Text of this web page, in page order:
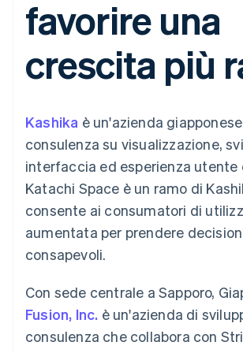
flessibile
Metodi di
pagamento
Terminal
Pagamenti di
Boost
ottimizzata
Link
accelerato
Financial
Conti finanziari
collegati
della contabilità
Stripe Sigma
personalizzati
Data Pipeline
Altro
Product roadmap
Gestione del denaro
Piattaforme
SaaS
Aziende di IA
Creator economy
Gaming
Ospitalità, viaggi e
tempo libero
Assicurazione
intrattenimento
Pubblica
amministrazione
Commercio al dettaglio
Gestire gli
abbonamenti
Offrire addebiti in base
all'utilizzo
Emettere carte
garantite da stablecoin
gestisci i servizi con gli
agenti
Integrazioni app
Roadmap del prodotto
Conferenza annuale
Sessions
Lavora con noi
Sala stampa
Recapiti
Contattaci
Diventa nostro partner
favorire una
crescita più
Kashika è un'azienda
consulenza su visualizzazione,
interfaccia ed esperienza utente
Katachi Space è un ramo di
consente ai consumatori di
aumentata per prendere
consapevoli.
Con sede centrale a Sapporo,
Fusion, Inc. è un'azienda di
consulenza che collabora con